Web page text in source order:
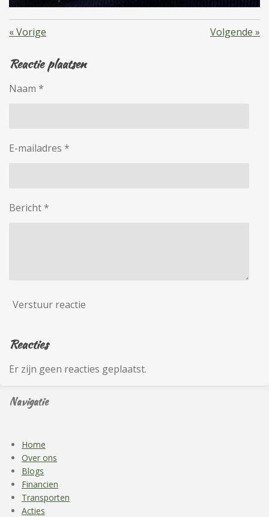
«Vorige Volgende »
Reactie plaatsen
Naam *
E-mailadres *
Bericht *
Verstuur reactie
Reacties
Er zijn geen reacties geplaatst.
Navigatie
Home
Over ons
Blogs
Financien
Transporten
Acties